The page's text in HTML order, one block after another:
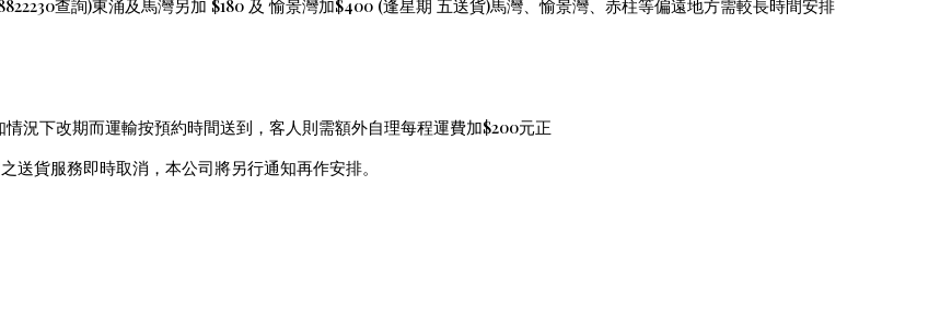
查詢)東涌及馬灣另加 $180 及 愉景灣加$400 (逢星期 五送貨)馬灣、愉景灣、赤柱等偏遠地方需較長時間安排
況下改期而運輸按預約時間送到，客人則需額外自理每程運費加$200元正
送貨服務即時取消，本公司將另行通知再作安排。